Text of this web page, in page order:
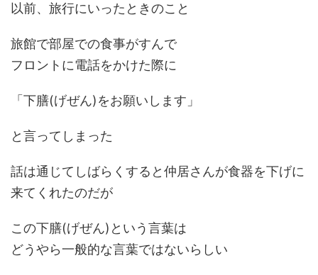
以前、旅行にいったときのこと
旅館で部屋での食事がすんで
フロントに電話をかけた際に
「下膳(げぜん)をお願いします」
と言ってしまった
話は通じてしばらくすると仲居さんが食器を下げに
来てくれたのだが
この下膳(げぜん)という言葉は
どうやら一般的な言葉ではないらしい